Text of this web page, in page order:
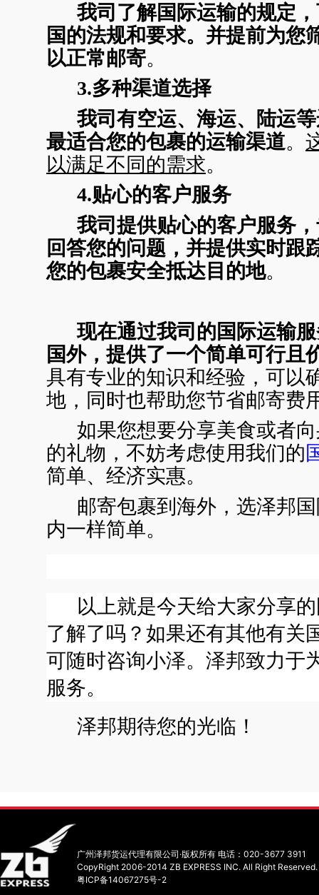
我司了解国际运输的规定
国的法规和要求。并提前为您
以正常邮寄。
3.多种渠道选择
我司有空运、海运、陆运
最适合您的包裹的运输渠道。
以满足不同的需求。
4.贴心的客户服务
我司提供贴心的客户服务
回答您的问题，并提供实时跟
您的包裹安全抵达目的地。
现在通过我司的国际运输
国外，提供了一个简单可行且
具有专业的知识和经验，可以
地，同时也帮助您节省邮寄费
如果您想要分享美食或者
的礼物，不妨考虑使用我们的
简单、经济实惠。
邮寄包裹到海外，选泽邦
内一样简单。
以上就是今天给大家分享
了解了吗？如果还有其他有关
可随时咨询小泽。泽邦致力于
服务。
泽邦期待您的光临！
广州泽邦货运代理有限公司·版权所有 电话：020-3677 3911
CopyRight 2006-2014 ZB EXPRESS INC. All Right Reserved.
粤ICP备14067275号-2